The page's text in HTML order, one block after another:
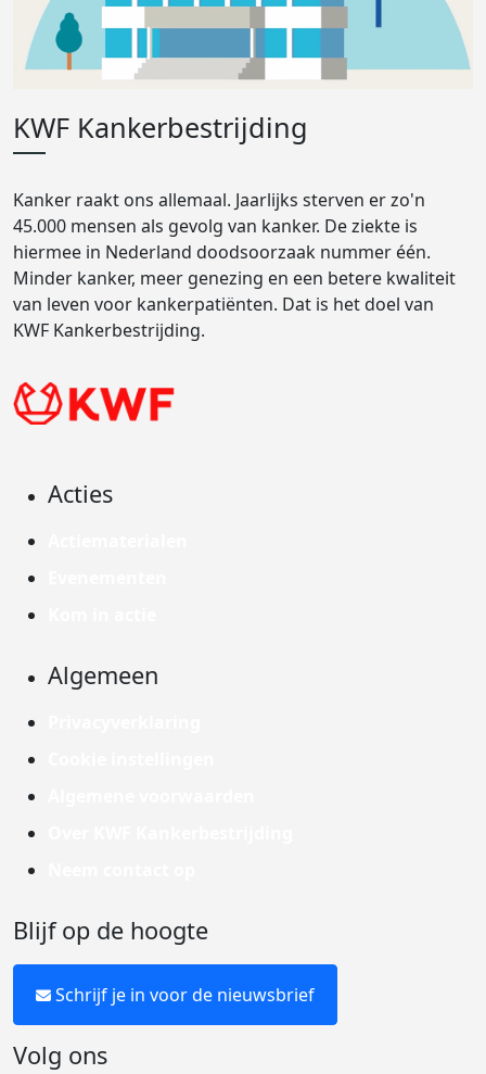
KWF Kankerbestrijding
Kanker raakt ons allemaal. Jaarlijks sterven er zo'n
45.000 mensen als gevolg van kanker. De ziekte is
hiermee in Nederland doodsoorzaak nummer één.
Minder kanker, meer genezing en een betere kwaliteit
van leven voor kankerpatiënten. Dat is het doel van
KWF Kankerbestrijding.
Acties
Algemeen
Blijf op de hoogte
Schrijf je in voor de nieuwsbrief
Volg ons